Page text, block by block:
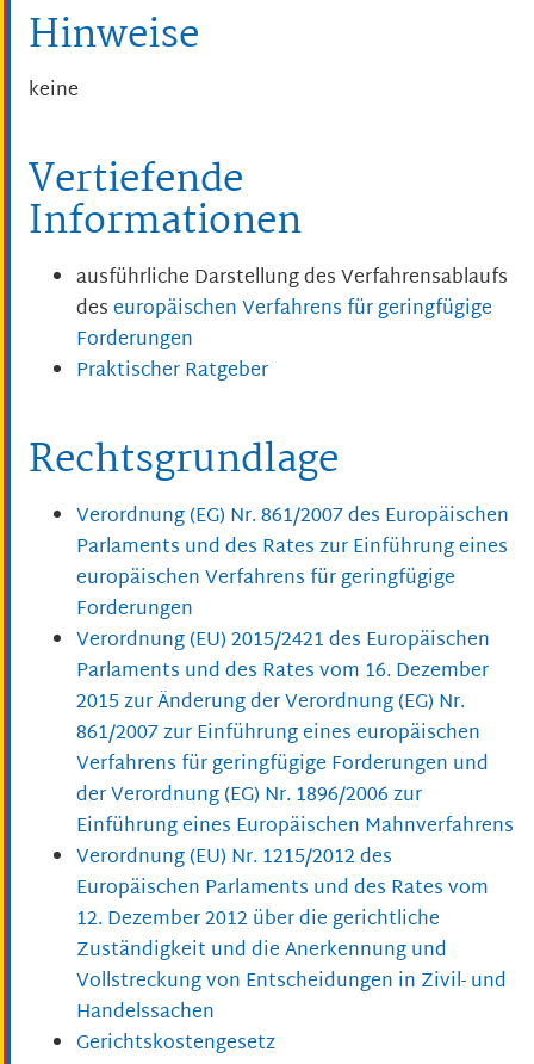
Hinweise
keine
Vertiefende
Informationen
ausführliche Darstellung des Verfahrensablaufs
deseuropäischen Verfahrens für geringfügige
Forderungen
Praktischer Ratgeber
Rechtsgrundlage
Verordnung (EG) Nr. 861/2007 des Europäischen
Parlaments und des Rates zur Einführung eines
europäischen Verfahrens für geringfügige
Forderungen
Verordnung (EU) 2015/2421 des Europäischen
Parlaments und des Rates vom 16. Dezember
2015 zur Änderung der Verordnung (EG) Nr.
861/2007 zur Einführung eines europäischen
Verfahrens für geringfügige Forderungen und
der Verordnung (EG) Nr. 1896/2006 zur
Einführung eines Europäischen Mahnverfahrens
Verordnung (EU) Nr. 1215/2012 des
Europäischen Parlaments und des Rates vom
12. Dezember 2012 über die gerichtliche
Zuständigkeit und die Anerkennung und
Vollstreckung von Entscheidungen in Zivil- und
Handelssachen
Gerichtskostengesetz